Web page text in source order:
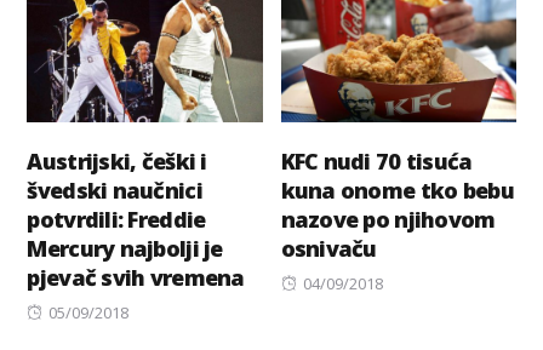
Austrijski, češki i
švedski naučnici
potvrdili: Freddie
Mercury najbolji je
pjevač svih vremena
Posted
05/09/2018
KFC nudi 70 tisuća
kuna onome tko bebu
nazove po njihovom
osnivaču
Posted
04/09/2018